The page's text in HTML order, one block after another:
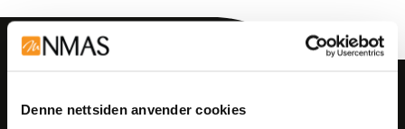
Denne nettsiden anvender cookies
Meld deg på vårt nyhetsbrev!